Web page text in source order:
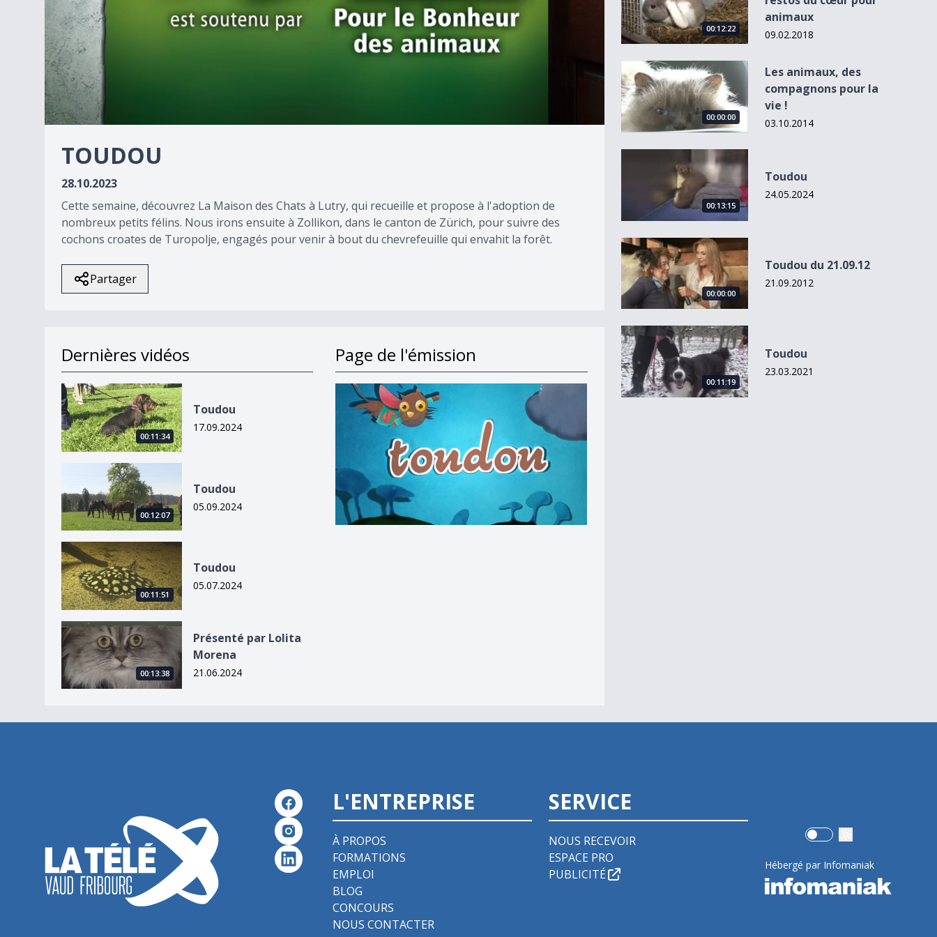
90%
TOUDOU
28.10.2023
Cette semaine, découvrez La Maison des Chats à Lutry, qui recueille et propose à l'adoption de
nombreux petits félins. Nous irons ensuite à Zollikon, dans le canton de Zürich, pour suivre des
cochons croates de Turopolje, engagés pour venir à bout du chevrefeuille qui envahit la forêt.
Partager
Dernières vidéos
Toudou
00:11:34
Toudou
17.09.2024
00:12:07
Toudou
05.09.2024
Toudou
00:11:51
Toudou
05.07.2024
Présenté par Lolita Morena
00:13:38
Présenté par Lolita
Morena
21.06.2024
Page de l'émission
00:12:22
animaux
09.02.2018
Les animaux, des compagnons pour la vie !
00:00:00
Les animaux, des
compagnons pour la
vie !
03.10.2014
00:13:15
Toudou
24.05.2024
Toudou du 21.09.12
00:00:00
Toudou du 21.09.12
21.09.2012
Toudou
00:11:19
Toudou
23.03.2021
L'ENTREPRISE
À PROPOS
FORMATIONS
EMPLOI
BLOG
CONCOURS
NOUS CONTACTER
SERVICE
NOUS RECEVOIR
ESPACE PRO
PUBLICITÉ
Use setting
Hébergé par Infomaniak